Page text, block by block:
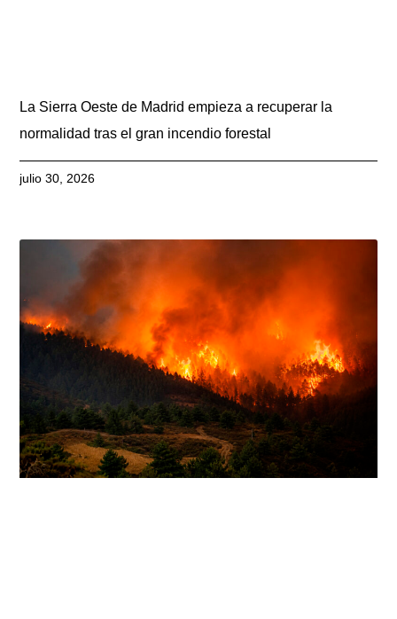
La Sierra Oeste de Madrid empieza a recuperar la
normalidad tras el gran incendio forestal
julio 30, 2026